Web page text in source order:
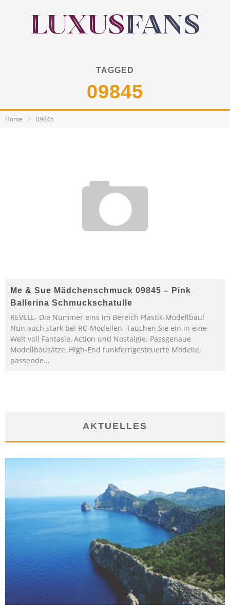
TAGGED
09845
Home 09845
Me & Sue Mädchenschmuck 09845 – Pink
Ballerina Schmuckschatulle
REVELL- Die Nummer eins im Bereich Plastik-Modellbau!
Nun auch stark bei RC-Modellen. Tauchen Sie ein in eine
Welt voll Fantasie, Action und Nostalgie. Passgenaue
Modellbausätze, High-End funkferngesteuerte Modelle,
passende...
AKTUELLES